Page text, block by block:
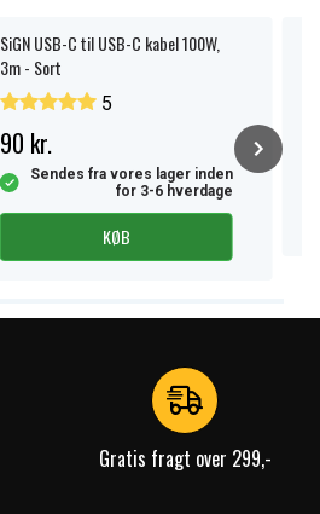
SiGN USB-C til USB-C kabel 100W,
3m - Sort
5
90 kr.
Sendes fra vores lager inden
for 3-6 hverdage
KØB
Gratis fragt over 299,-